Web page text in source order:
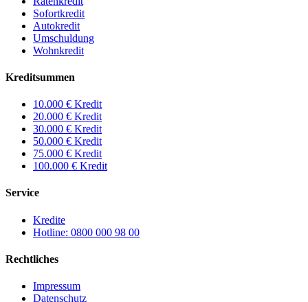
Sofortkredit
Autokredit
Umschuldung
Wohnkredit
Kreditsummen
10.000 € Kredit
20.000 € Kredit
30.000 € Kredit
50.000 € Kredit
75.000 € Kredit
100.000 € Kredit
Service
Kredite
Hotline: 0800 000 98 00
Rechtliches
Impressum
Datenschutz